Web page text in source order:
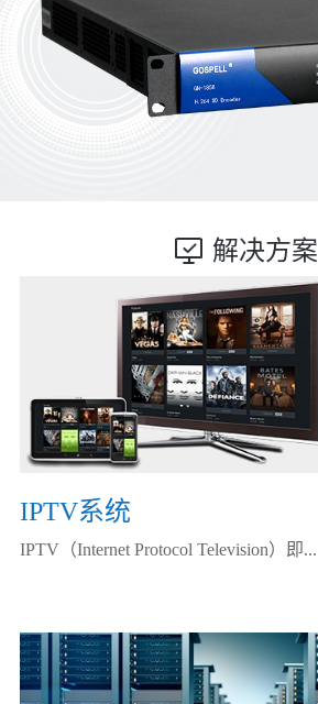
解决方案
IPTV系统
IPTV（Internet Protocol Television）即...